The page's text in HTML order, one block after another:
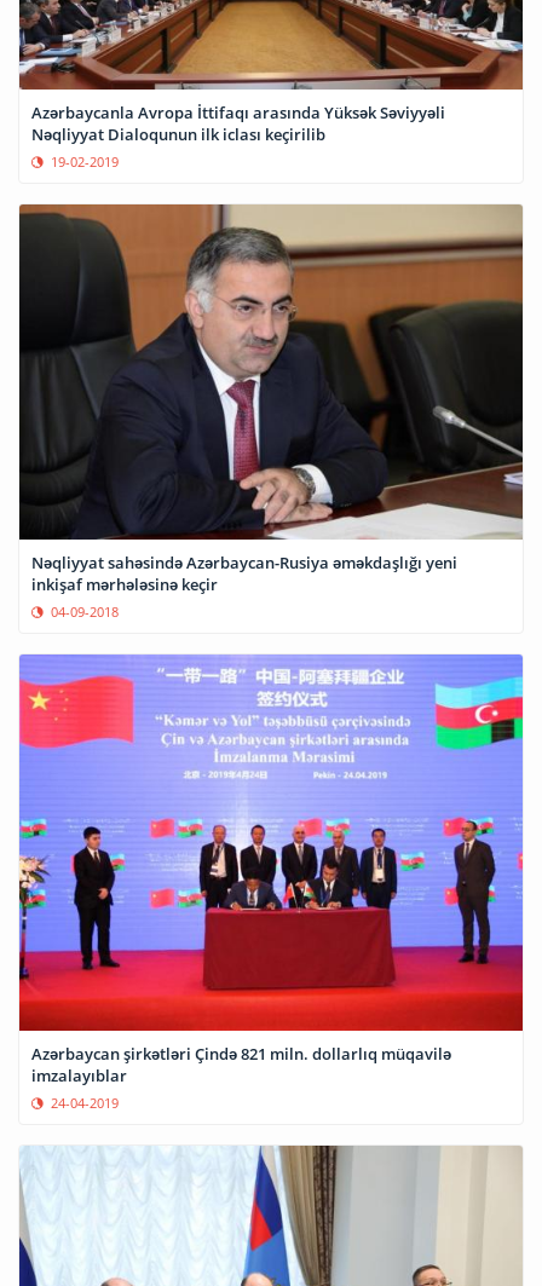
Azərbaycanla Avropa İttifaqı arasında Yüksək Səviyyəli
Nəqliyyat Dialoqunun ilk iclası keçirilib
19-02-2019
Nəqliyyat sahəsində Azərbaycan-Rusiya əməkdaşlığı yeni
inkişaf mərhələsinə keçir
04-09-2018
Azərbaycan şirkətləri Çində 821 miln. dollarlıq müqavilə
imzalayıblar
24-04-2019